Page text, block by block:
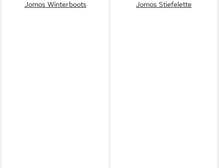
Jomos Winterboots Jomos Stiefelette